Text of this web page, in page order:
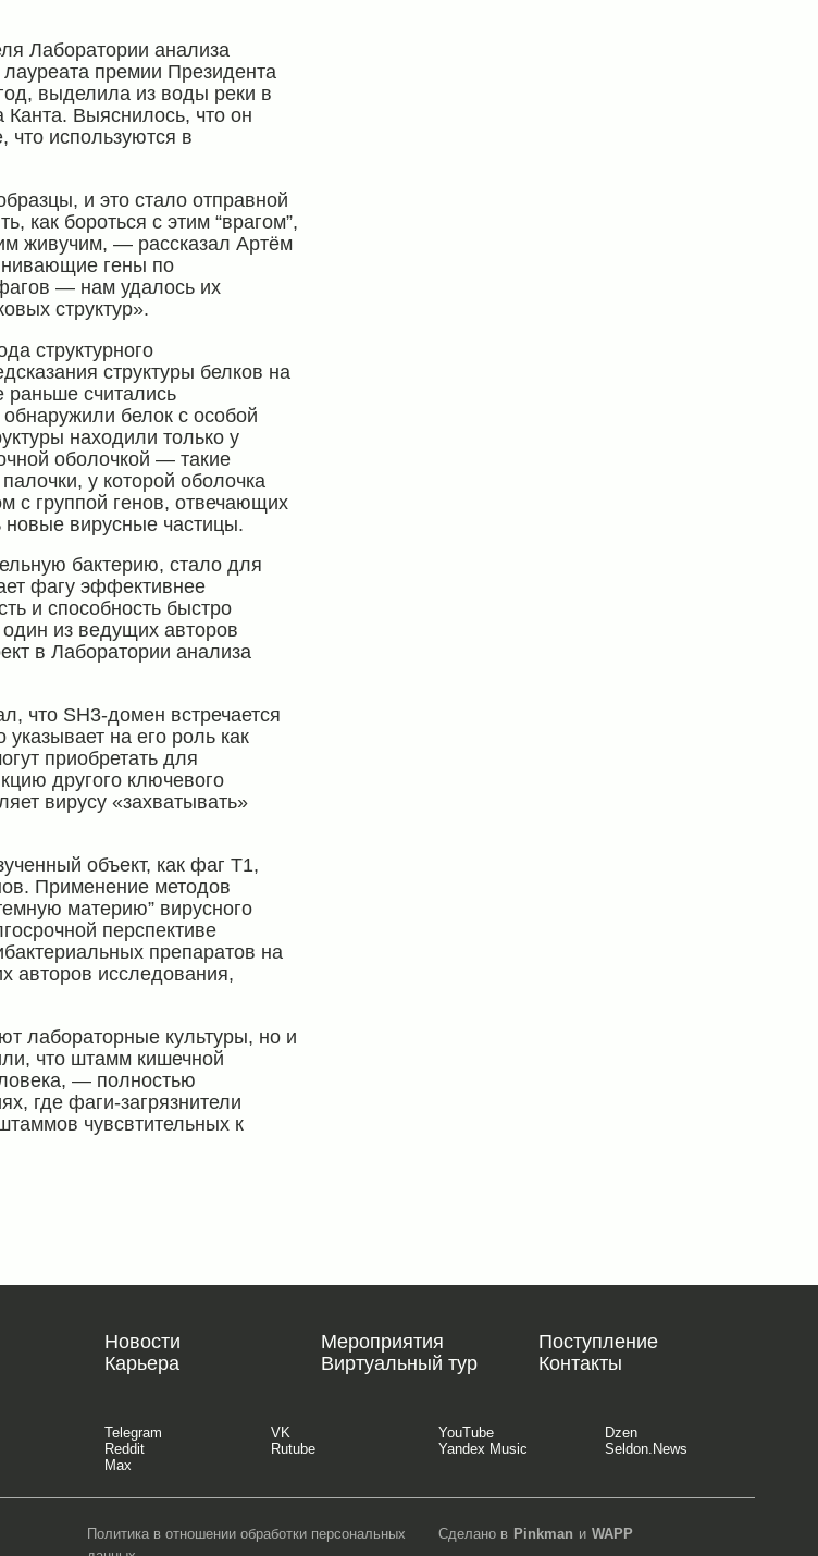
Лаборатории анализа
премии Президента
выделила из воды реки в
Выяснилось, что он
что используются в
и это стало отправной
как бороться с этим “врагом”,
живучим, — рассказал Артём
гены по
— нам удалось их
структур».
структурного
структуры белков на
считались
белок с особой
находили только у
оболочкой — такие
у которой оболочка
с группой генов, отвечающих
новые вирусные частицы.
бактерию, стало для
фагу эффективнее
и способность быстро
из ведущих авторов
в Лаборатории анализа
что SH3-домен встречается
на его роль как
приобретать для
другого ключевого
вирусу «захватывать»
объект, как фаг Т1,
Применение методов
материю” вирусного
перспективе
препаратов на
авторов исследования,
лабораторные культуры, но и
что штамм кишечной
— полностью
где фаги-загрязнители
чувсвтительных к
Новости Мероприятия
Поступление
Карьера
Виртуальный тур Контакты
Telegram VK YouTube
Dzen
Reddit
Rutube Yandex Music
Seldon.News
Max
Политика в отношении обработки персональных
Сделано в Pinkman и WAPP